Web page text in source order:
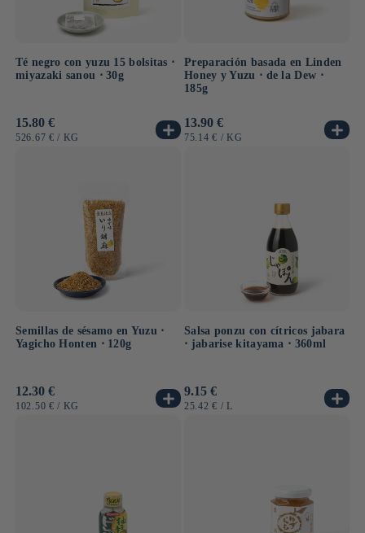
Té negro con yuzu 15 bolsitas ⋅
miyazaki sanou ⋅ 30g
Precio
habitual
15.80 €
PRECIO
526.67 € / POR
KG
Preparación basada en Linden
Honey y Yuzu ⋅ de la Dew ⋅
185g
Precio
habitual
13.90 €
PRECIO
75.14 € / POR
KG
Semillas de sésamo en Yuzu ⋅
Yagicho Honten ⋅ 120g
Precio
habitual
12.30 €
PRECIO
102.50 € / POR
KG
Salsa ponzu con cítricos jabara
⋅ jabarise kitayama ⋅ 360ml
Precio
habitual
9.15 €
PRECIO
25.42 € / POR
L